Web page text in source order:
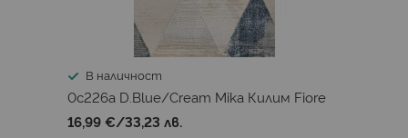
В наличност
0c226a D.Blue/Cream Mika Килим Fiore
16,99 €/33,23 лв.